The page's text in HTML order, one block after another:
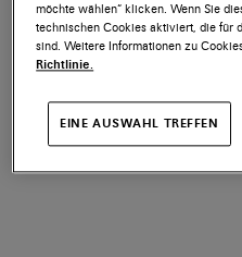
möchte wählen“ klicken. Wenn Sie
technischen Cookies aktiviert, die für
sind. Weitere Informationen zu
Richtlinie.
EINE AUSWAHL TREFFEN